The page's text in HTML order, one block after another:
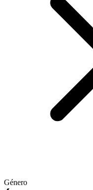
Género